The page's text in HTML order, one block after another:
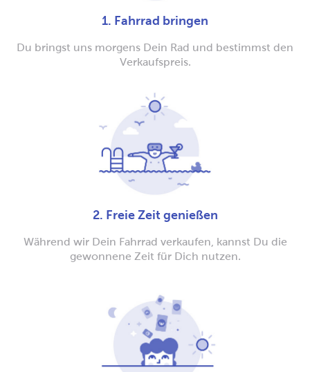
1. Fahrrad bringen
Du bringst uns morgens Dein Rad und bestimmst den
Verkaufspreis.
2. Freie Zeit genießen
Während wir Dein Fahrrad verkaufen, kannst Du die
gewonnene Zeit für Dich nutzen.